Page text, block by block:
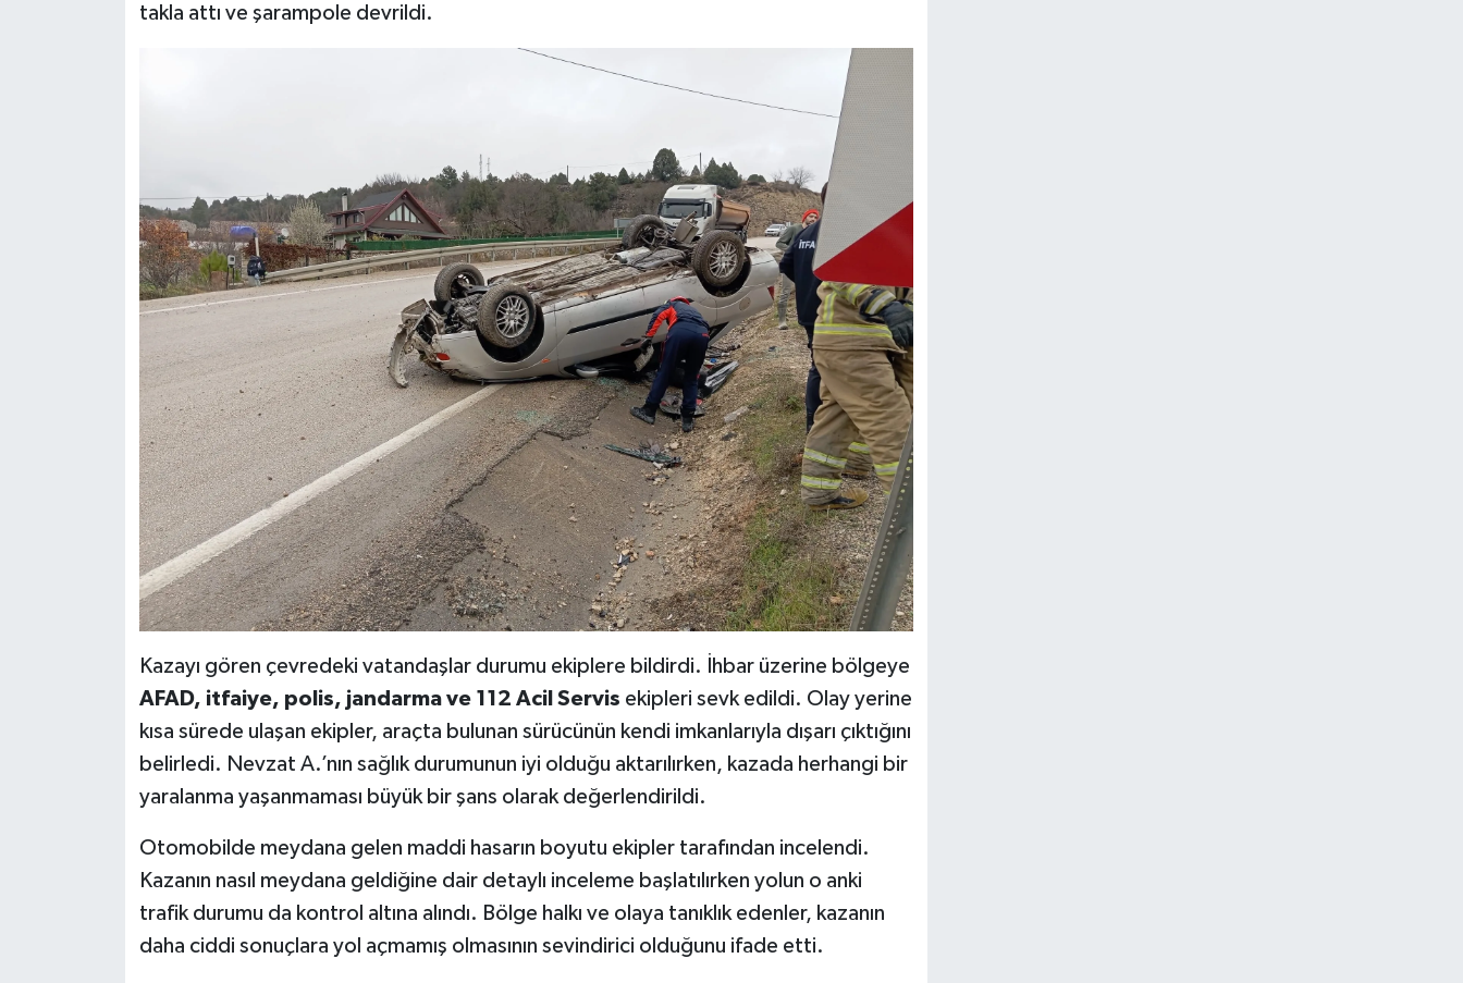
takla attı ve şarampole devrildi.
Kazayı gören çevredeki vatandaşlar durumu ekiplere bildirdi. İhbar üzerine bölgeye
AFAD, itfaiye, polis, jandarma ve 112 Acil Servis ekipleri sevk edildi. Olay yerine
kısa sürede ulaşan ekipler, araçta bulunan sürücünün kendi imkanlarıyla dışarı çıktığını
belirledi. Nevzat A.’nın sağlık durumunun iyi olduğu aktarılırken, kazada herhangi bir
yaralanma yaşanmaması büyük bir şans olarak değerlendirildi.
Otomobilde meydana gelen maddi hasarın boyutu ekipler tarafından incelendi.
Kazanın nasıl meydana geldiğine dair detaylı inceleme başlatılırken yolun o anki
trafik durumu da kontrol altına alındı. Bölge halkı ve olaya tanıklık edenler, kazanın
daha ciddi sonuçlara yol açmamış olmasının sevindirici olduğunu ifade etti.